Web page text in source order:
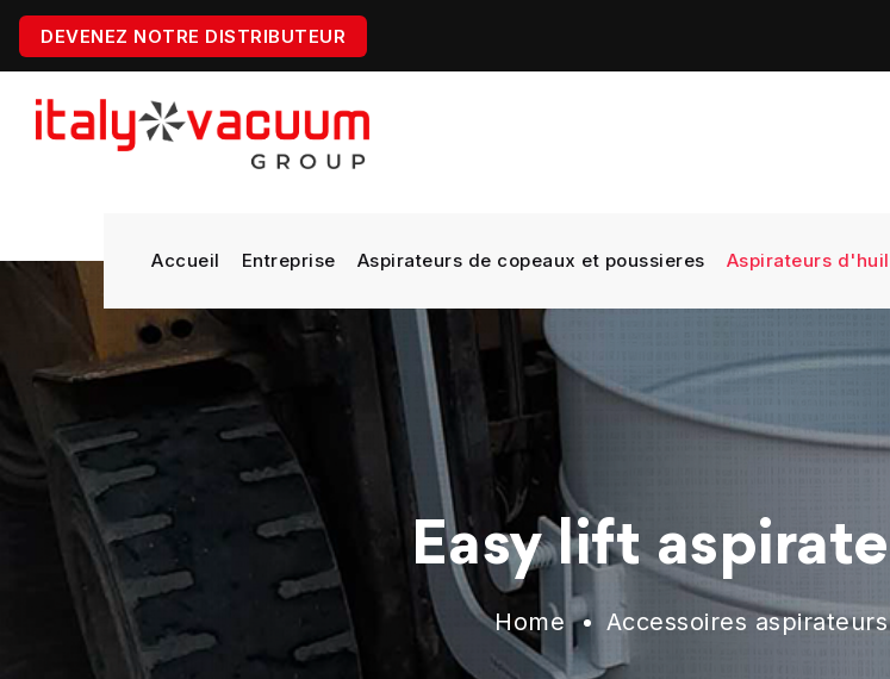
DEVENEZ NOTRE DISTRIBUTEUR
Accueil Entreprise Aspirateurs de copeaux et poussieres Aspirateurs
Easy lift
Home Accessoires